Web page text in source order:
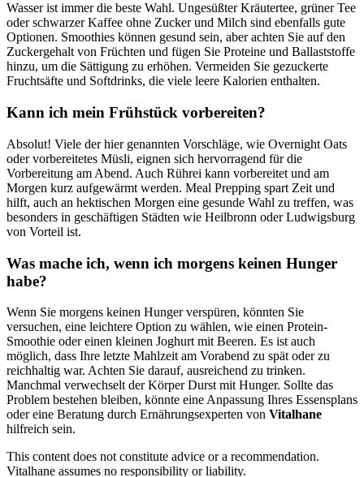
Wasser ist immer die beste Wahl. Ungesüßter Kräutertee, grüner Tee
oder schwarzer Kaffee ohne Zucker und Milch sind ebenfalls gute
Optionen. Smoothies können gesund sein, aber achten Sie auf den
Zuckergehalt von Früchten und fügen Sie Proteine und Ballaststoffe
hinzu, um die Sättigung zu erhöhen. Vermeiden Sie gezuckerte
Fruchtsäfte und Softdrinks, die viele leere Kalorien enthalten.
Kann ich mein Frühstück vorbereiten?
Absolut! Viele der hier genannten Vorschläge, wie Overnight Oats
oder vorbereitetes Müsli, eignen sich hervorragend für die
Vorbereitung am Abend. Auch Rührei kann vorbereitet und am
Morgen kurz aufgewärmt werden. Meal Prepping spart Zeit und
hilft, auch an hektischen Morgen eine gesunde Wahl zu treffen, was
besonders in geschäftigen Städten wie Heilbronn oder Ludwigsburg
von Vorteil ist.
Was mache ich, wenn ich morgens keinen Hunger
habe?
Wenn Sie morgens keinen Hunger verspüren, könnten Sie
versuchen, eine leichtere Option zu wählen, wie einen Protein-
Smoothie oder einen kleinen Joghurt mit Beeren. Es ist auch
möglich, dass Ihre letzte Mahlzeit am Vorabend zu spät oder zu
reichhaltig war. Achten Sie darauf, ausreichend zu trinken.
Manchmal verwechselt der Körper Durst mit Hunger. Sollte das
Problem bestehen bleiben, könnte eine Anpassung Ihres Essensplans
oder eine Beratung durch Ernährungsexperten von Vitalhane
hilfreich sein.
This content does not constitute advice or a recommendation.
Vitalhane assumes no responsibility or liability.